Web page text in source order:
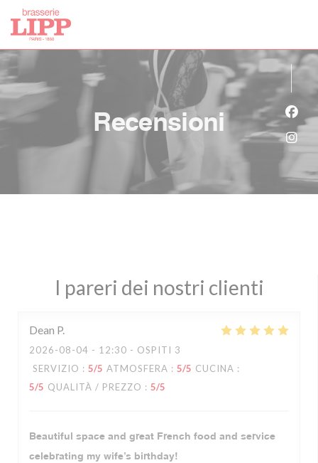
Personalizzazione delle tue scelte sui cookie
Recensioni
I pareri dei nostri clienti
Dean P
2026-08-04 - 12:30 - OSPITI 3
SERVIZIO : 5/5 ATMOSFERA : 5/5 CUCINA :
5/5 QUALITÀ / PREZZO : 5/5
Beautiful space and great French food and service
celebrating my wife’s birthday!